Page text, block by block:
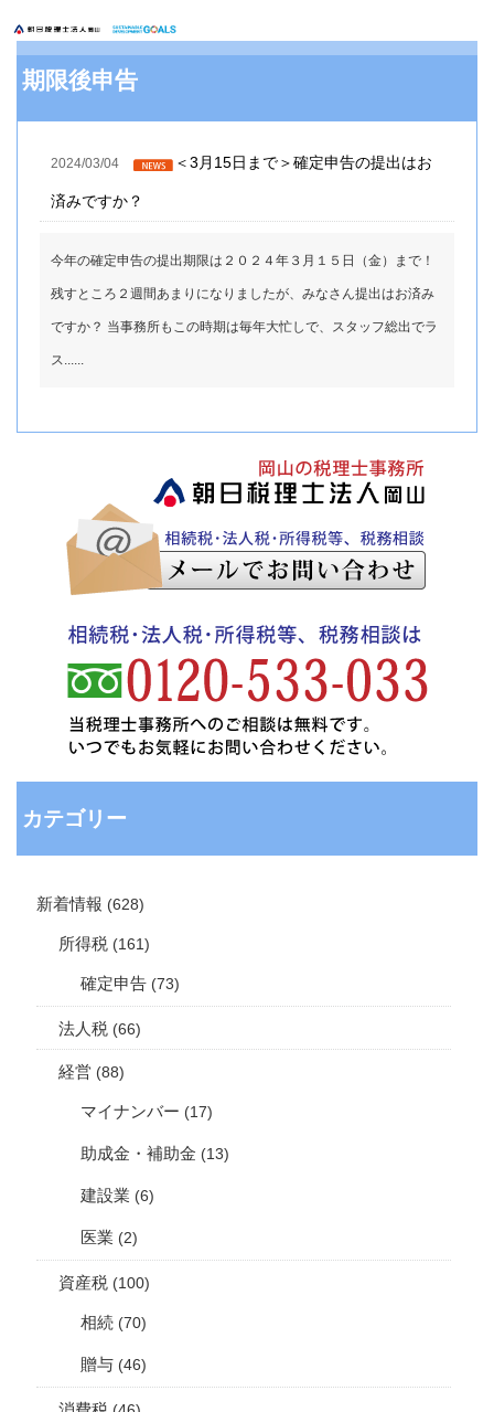
期限後申告
2024/03/04 ＜3月15日まで＞確定申告の提出はお
済みですか？
今年の確定申告の提出期限は２０２４年３月１５日（金）まで！
残すところ２週間あまりになりましたが、みなさん提出はお済み
ですか？ 当事務所もこの時期は毎年大忙しで、スタッフ総出でラ
ス......
カテゴリー
新着情報 (628)
所得税 (161)
確定申告 (73)
法人税 (66)
経営 (88)
マイナンバー (17)
助成金・補助金 (13)
建設業 (6)
医業 (2)
資産税 (100)
相続 (70)
贈与 (46)